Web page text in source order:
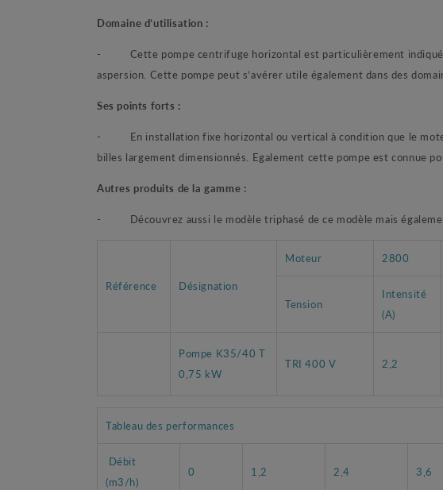
Domaine d’utilisation :
-
Cette pompe centrifuge horizontal est particulièrement
aspersion. Cette pompe peut s’avérer utile également dans des
Ses points forts :
-
En installation fixe horizontal ou vertical à condition que le
billes largement dimensionnés. Egalement cette pompe est connue
Autres produits de la gamme :
- Découvrez aussi le modèle triphasé de ce modèle mais
Référence Désignation
Moteur 2800
Tension
Intensité
(A)
Pompe K35/40 T
0,75 kW
TRI 400 V 2,2
Tableau des performances
Débit
(m3/h)
0 1,2 2,4 3,6